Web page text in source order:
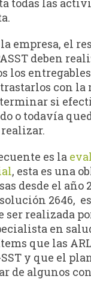
empresa, el
deben
los
con
si
o todavía
es la
, esta es una
desde el año
2646,
ser realizada
en
que las
y que el
de algunos